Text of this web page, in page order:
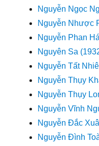
Nguyễn Ngọc
Nguyễn Nhược
Nguyễn Phan
Nguyên Sa
Nguyễn Tất
Nguyễn Thụy
Nguyễn Thụy
Nguyễn Vĩnh
Nguyễn Đắc
Nguyễn Đình